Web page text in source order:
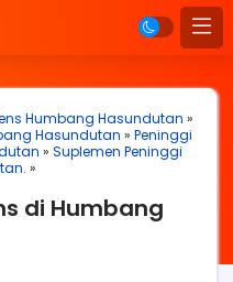
Humbang Hasundutan »
Hasundutan » Peninggi
» Suplemen Peninggi
»
di Humbang